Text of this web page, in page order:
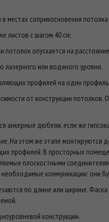
местах соприкосновения
листов с шагом 40 см;
опускается на
или водяного уровня.
профилей на один
от конструкции
анкерные дюбели, если же
На этом же этапе монтируются
профилей. В просторных
плоскостными
коммуникации: они
по длине или ширине.
конструкции.